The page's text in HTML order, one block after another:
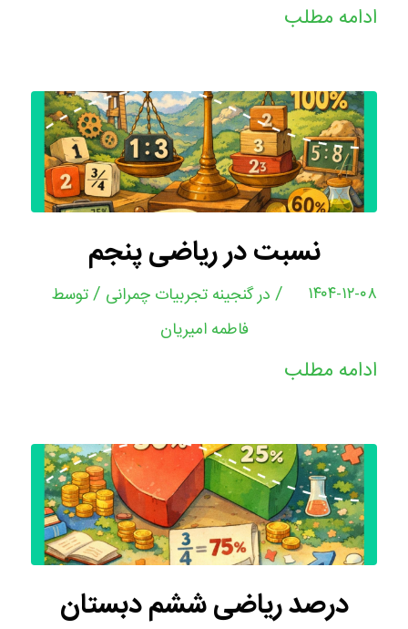
ادامه مطلب
نسبت در ریاضی پنجم
۱۴۰۴-۱۲-۰۸ / درگنجینه تجربیات چمرانی /توسط
فاطمه امیریان
ادامه مطلب
درصد ریاضی ششم دبستان